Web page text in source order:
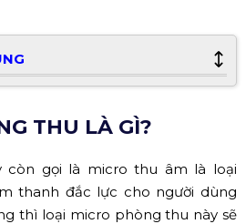
THU LÀ GÌ?
còn gọi là micro thu âm là loại
thanh đắc lực cho người dùng
thì loại micro phòng thu này sẽ